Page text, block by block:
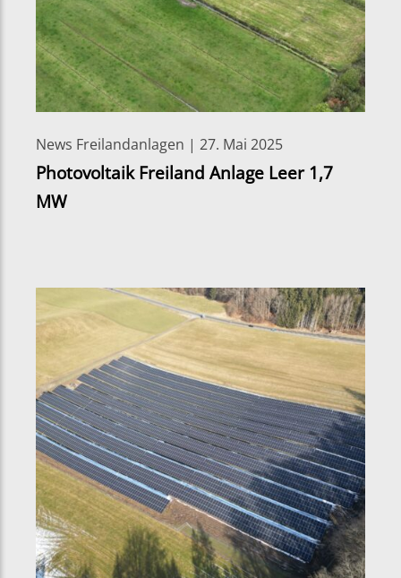
News Freilandanlagen | 27. Mai 2025
Photovoltaik Freiland Anlage Leer 1,7
MW